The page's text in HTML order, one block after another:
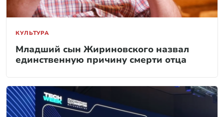
КУЛЬТУРА
Младший сын Жириновского назвал
единственную причину смерти отца